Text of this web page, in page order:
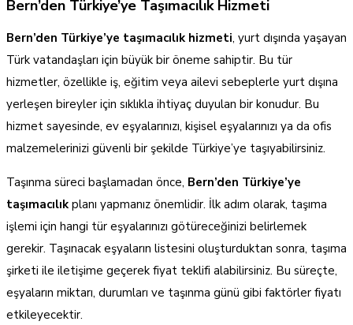
Bern’den Türkiye’ye Taşımacılık Hizmeti
Bern’den Türkiye’ye taşımacılık hizmeti, yurt dışında yaşayan
Türk vatandaşları için büyük bir öneme sahiptir. Bu tür
hizmetler, özellikle iş, eğitim veya ailevi sebeplerle yurt dışına
yerleşen bireyler için sıklıkla ihtiyaç duyulan bir konudur. Bu
hizmet sayesinde, ev eşyalarınızı, kişisel eşyalarınızı ya da ofis
malzemelerinizi güvenli bir şekilde Türkiye’ye taşıyabilirsiniz.
Taşınma süreci başlamadan önce, Bern’den Türkiye’ye
taşımacılık planı yapmanız önemlidir. İlk adım olarak, taşıma
işlemi için hangi tür eşyalarınızı götüreceğinizi belirlemek
gerekir. Taşınacak eşyaların listesini oluşturduktan sonra, taşıma
şirketi ile iletişime geçerek fiyat teklifi alabilirsiniz. Bu süreçte,
eşyaların miktarı, durumları ve taşınma günü gibi faktörler fiyatı
etkileyecektir.